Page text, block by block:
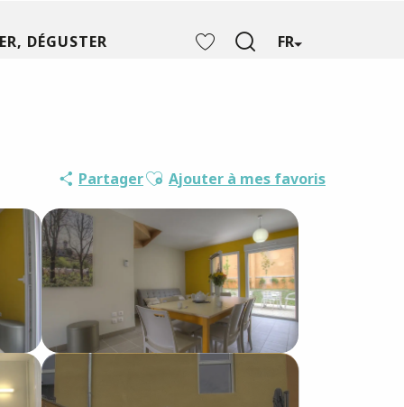
FR
DÉGUSTER
PartagerAjouter aux favoris
Ajouter à mes favoris